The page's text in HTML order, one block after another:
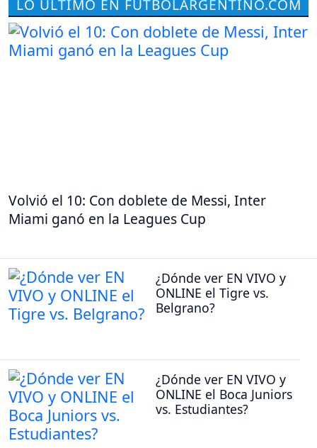
LO ÚLTIMO EN FUTBOLARGENTINO.COM
Volvió el 10: Con doblete de Messi, Inter
Miami ganó en la Leagues Cup
¿Dónde ver EN VIVO y
ONLINE el Tigre vs.
Belgrano?
¿Dónde ver EN VIVO y
ONLINE el Boca Juniors
vs. Estudiantes?